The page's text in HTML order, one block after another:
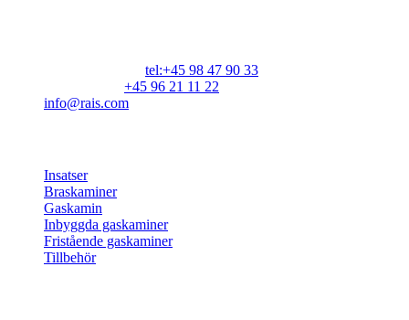
tel:+45 98 47 90 33
+45 96 21 11 22
info@rais.com
Insatser
Braskaminer
Gaskamin
Inbyggda gaskaminer
Fristående gaskaminer
Tillbehör